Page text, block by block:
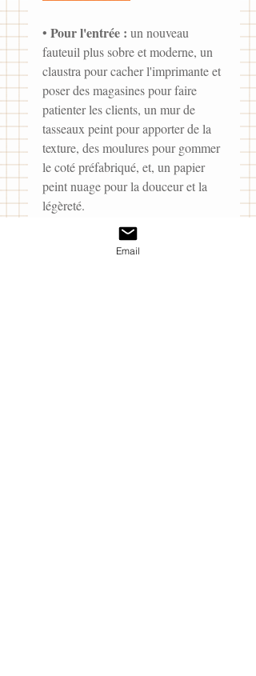
• Pour l'entrée : un nouveau
fauteuil plus sobre et moderne, un
claustra pour cacher l'imprimante et
poser des magasines pour faire
patienter les clients, un mur de
tasseaux peint pour apporter de la
texture, des moulures pour gommer
le coté préfabriqué, et, un papier
peint nuage pour la douceur et la
légèreté.
Les courbes de la vitrophanie sont
un rappel au papier peint et
Email